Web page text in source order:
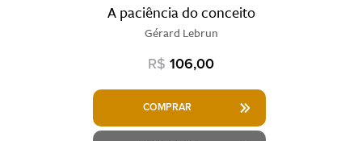
A paciência do conceito
Gérard Lebrun
R$ 106,00
COMPRAR